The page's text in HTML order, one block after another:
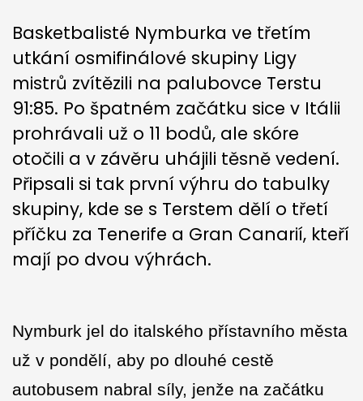
Basketbalisté Nymburka ve třetím
utkání osmifinálové skupiny Ligy
mistrů zvítězili na palubovce Terstu
91:85. Po špatném začátku sice v Itálii
prohrávali už o 11 bodů, ale skóre
otočili a v závěru uhájili těsně vedení.
Připsali si tak první výhru do tabulky
skupiny, kde se s Terstem dělí o třetí
příčku za Tenerife a Gran Canarií, kteří
mají po dvou výhrách.
Nymburk jel do italského přístavního města
už v pondělí, aby po dlouhé cestě
autobusem nabral síly, jenže na začátku